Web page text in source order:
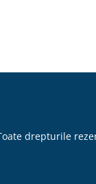
drepturile